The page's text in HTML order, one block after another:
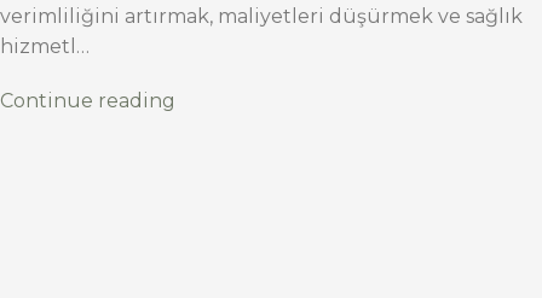
verimliliğini artırmak, maliyetleri düşürmek ve sağlık
hizmetl…
Continue reading